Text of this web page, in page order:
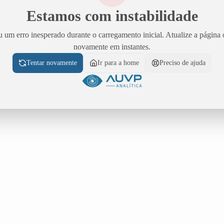
Estamos com instabilidade
um erro inesperado durante o carregamento inicial. Atualize a página
novamente em instantes.
Tentar novamente Ir para a home Preciso de ajuda